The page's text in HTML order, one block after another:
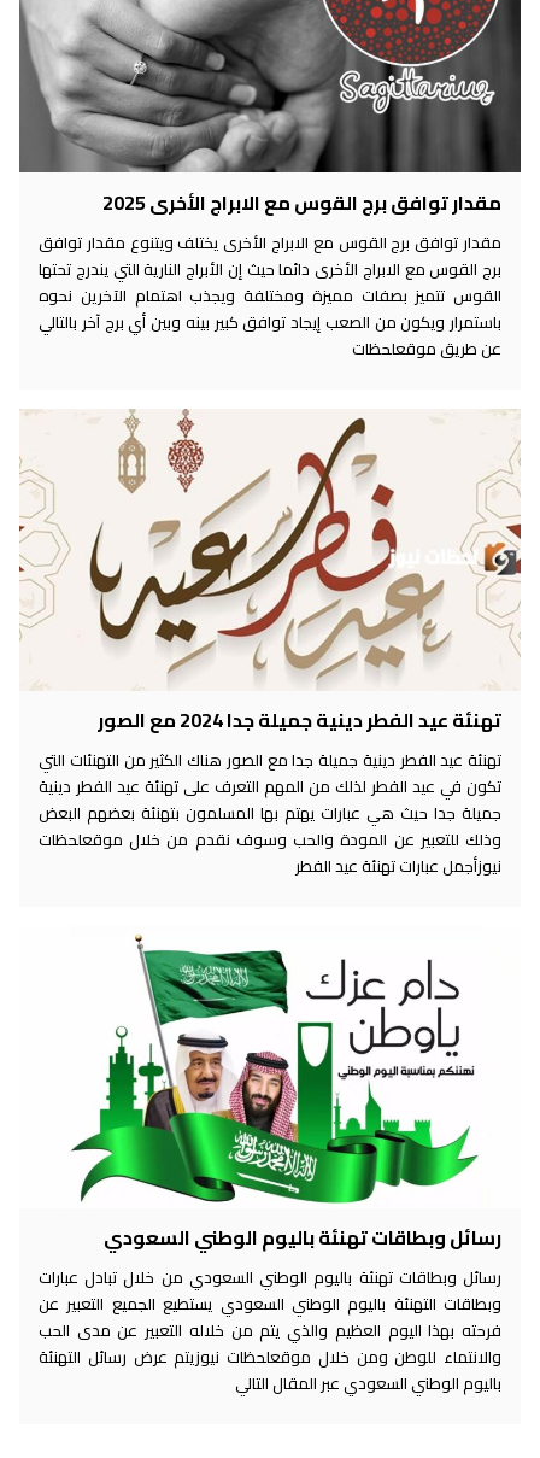
مقدار توافق برج القوس مع الابراج الأخرى 2025
مقدار توافق برج القوس مع الابراج الأخرى يختلف ويتنوع مقدار توافق
برج القوس مع الابراج الأخرى دائما حيث إن الأبراج النارية التي يندرج تحتها
القوس تتميز بصفات مميزة ومختلفة ويجذب اهتمام الآخرين نحوه
باستمرار ويكون من الصعب إيجاد توافق كبير بينه وبين أي برج آخر بالتالي
عن طريق موقعلحظات
تهنئة عيد الفطر دينية جميلة جدا 2024 مع الصور
تهنئة عيد الفطر دينية جميلة جدا مع الصور هناك الكثير من التهنئات التي
تكون في عيد الفطر لذلك من المهم التعرف على تهنئة عيد الفطر دينية
جميلة جدا حيث هي عبارات يهتم بها المسلمون بتهنئة بعضهم البعض
وذلك للتعبير عن المودة والحب وسوف نقدم من خلال موقعلحظات
نيوزأجمل عبارات تهنئة عيد الفطر
رسائل وبطاقات تهنئة باليوم الوطني السعودي
رسائل وبطاقات تهنئة باليوم الوطني السعودي من خلال تبادل عبارات
وبطاقات التهنئة باليوم الوطني السعودي يستطيع الجميع التعبير عن
فرحته بهذا اليوم العظيم والذي يتم من خلاله التعبير عن مدى الحب
والانتماء للوطن ومن خلال موقعلحظات نيوزيتم عرض رسائل التهنئة
باليوم الوطني السعودي عبر المقال التالي